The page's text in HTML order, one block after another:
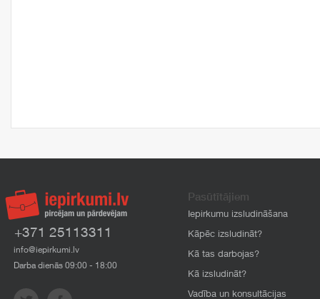
+371 25113311
info@iepirkumi.lv
Darba dienās 09:00 - 18:00
Pasūtītājiem
Iepirkumu izsludināšana
Kāpēc izsludināt?
Kā tas darbojas?
Kā izsludināt?
Vadība un konsultācijas